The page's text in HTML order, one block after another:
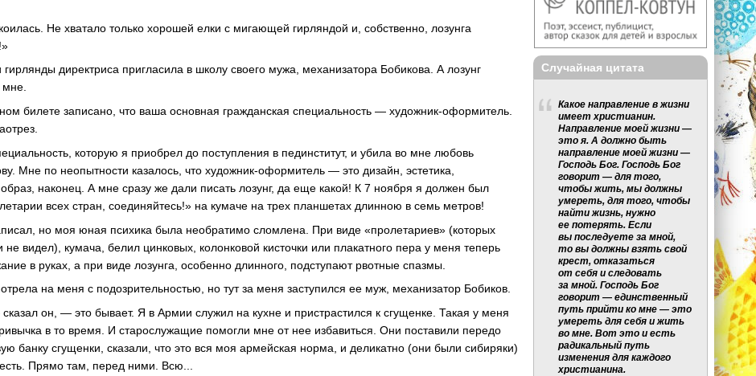
Не хватало только хорошей елки с мигающей гирляндой и, собственно, лозунга
директриса пригласила в школу своего мужа, механизатора Бобикова. А лозунг
мне.
билете записано, что ваша основная гражданская специальность — художник-оформитель.
которую я приобрел до поступления в пединститут, и убила во мне любовь
Мне по неопытности казалось, что художник-оформитель — это дизайн, эстетика,
наконец. А мне сразу же дали писать лозунг, да еще какой! К 7 ноября я должен был
всех стран, соединяйтесь!» на кумаче на трех планшетах длинною в семь метров!
но моя юная психика была необратимо сломлена. При виде «пролетариев» (которых
не видел), кумача, белил цинковых, колонковой кисточки или плакатного пера у меня теперь
в руках, а при виде лозунга, особенно длинного, подступают рвотные спазмы.
на меня с подозрительностью, но тут за меня заступился ее муж, механизатор Бобиков.
он, — это бывает. Я в Армии служил на кухне и пристрастился к сгущенке. Такая у меня
в то время. И старослужащие помогли мне от нее избавиться. Они поставили передо
банку сгущенки, сказали, что это вся моя армейская норма, и деликатно (они были сибиряки)
Прямо там, перед ними. Всю...
Случайная цитата
Какое направление в жизни
имеет христианин.
Направление моей жизни —
это я. А должно быть
направление моей жизни —
Господь Бог. Господь Бог
говорит — для того,
чтобы жить, мы должны
умереть, для того, чтобы
найти жизнь, нужно
ее потерять. Если
вы последуете за мной,
то вы должны взять свой
крест, отказаться
от себя и следовать
за мной. Господь Бог
говорит — единственный
путь прийти ко мне — это
умереть для себя и жить
во мне. Вот это и есть
радикальный путь
изменения для каждого
христианина.